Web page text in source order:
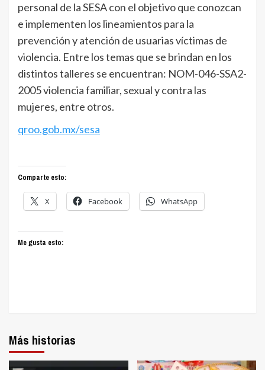
personal de la SESA con el objetivo que conozcan
e implementen los lineamientos para la
prevención y atención de usuarias víctimas de
violencia. Entre los temas que se brindan en los
distintos talleres se encuentran: NOM-046-SSA2-
2005 violencia familiar, sexual y contra las
mujeres, entre otros.
qroo.gob.mx/sesa
Comparte esto:
X Facebook WhatsApp
Me gusta esto:
Más historias